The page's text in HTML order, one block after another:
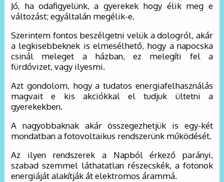
Jó, ha odafigyelünk, a gyerekek hogy élik meg e
változást; egyáltalán megélik-e.
Szerintem fontos beszélgetni velük a dologról, akár
a legkisebbeknek is elmesélhető, hogy a napocska
csinál meleget a házban, ez melegíti fel a
fürdővizet, vagy ilyesmi.
Azt gondolom, hogy a tudatos energiafelhasználás
magvait e kis akciókkal el tudjuk ültetni a
gyerekekben.
A nagyobbaknak akár összegezhetjük is egy-két
mondatban a fotovoltaikus rendszerünk működését.
Az ilyen rendszerek a Napból érkező parányi,
szabad szemmel láthatatlan részecskék, a fotonok
energiáját alakítják át elektromos árammá.